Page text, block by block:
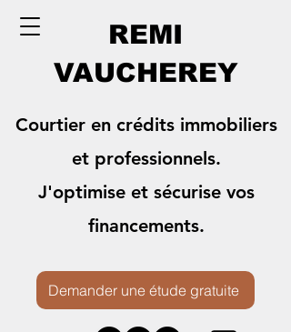
REMI
VAUCHEREY
Courtier en crédits immobiliers
et professionnels.
J'optimise et sécurise vos
financements.
Demander une étude gratuite